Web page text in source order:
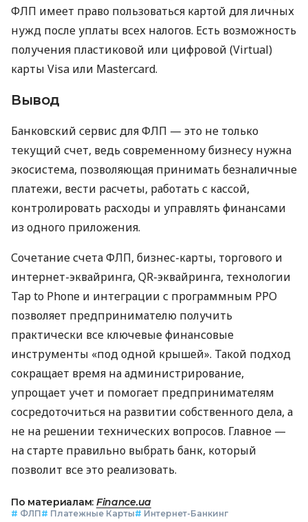
ФЛП имеет право пользоваться картой для личных
нужд после уплаты всех налогов. Есть возможность
получения пластиковой или цифровой (Virtual)
карты Visa или Mastercard.
Вывод
Банковский сервис для ФЛП — это не только
текущий счет, ведь современному бизнесу нужна
экосистема, позволяющая принимать безналичные
платежи, вести расчеты, работать с кассой,
контролировать расходы и управлять финансами
из одного приложения.
Сочетание счета ФЛП, бизнес-карты, торгового и
интернет-эквайринга, QR-эквайринга, технологии
Tap to Phone и интеграции с программным РРО
позволяет предпринимателю получить
практически все ключевые финансовые
инструменты «под одной крышей». Такой подход
сокращает время на администрирование,
упрощает учет и помогает предпринимателям
сосредоточиться на развитии собственного дела, а
не на решении технических вопросов. Главное —
на старте правильно выбрать банк, который
позволит все это реализовать.
По материалам: Finance.ua
# ФЛП# Платежные Карты# Интернет-Банкинг